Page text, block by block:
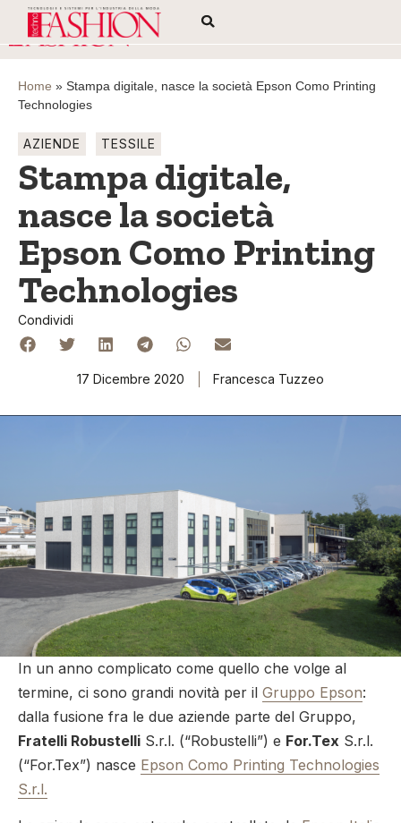
Home » Stampa digitale, nasce la società Epson Como Printing
Technologies
AZIENDE TESSILE
Stampa digitale,
nasce la società
Epson Como Printing
Technologies
Condividi
17 Dicembre 2020 Francesca Tuzzeo
In un anno complicato come quello che volge al
termine, ci sono grandi novità per il Gruppo Epson:
dalla fusione fra le due aziende parte del Gruppo,
Fratelli Robustelli S.r.l. (“Robustelli”) e For.Tex S.r.l.
(“For.Tex”) nasce Epson Como Printing Technologies
S.r.l.